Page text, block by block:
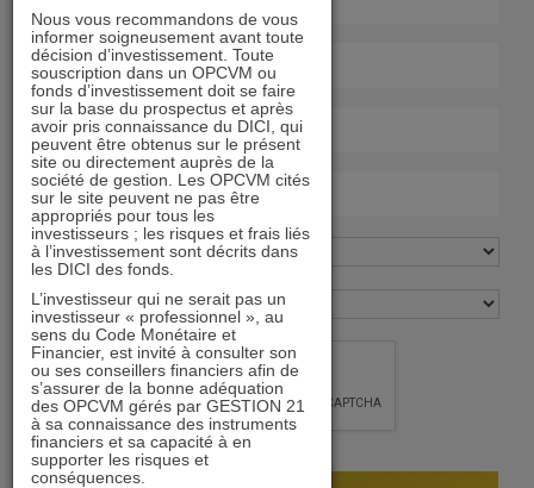
Nous vous recommandons de vous
informer soigneusement avant toute
décision d’investissement. Toute
souscription dans un OPCVM ou
fonds d’investissement doit se faire
sur la base du prospectus et après
avoir pris connaissance du DICI, qui
peuvent être obtenus sur le présent
site ou directement auprès de la
société de gestion. Les OPCVM cités
sur le site peuvent ne pas être
appropriés pour tous les
investisseurs ; les risques et frais liés
à l’investissement sont décrits dans
les DICI des fonds.
L’investisseur qui ne serait pas un
investisseur « professionnel », au
sens du Code Monétaire et
Financier, est invité à consulter son
ou ses conseillers financiers afin de
s’assurer de la bonne adéquation
des OPCVM gérés par GESTION 21
à sa connaissance des instruments
financiers et sa capacité à en
supporter les risques et
conséquences.